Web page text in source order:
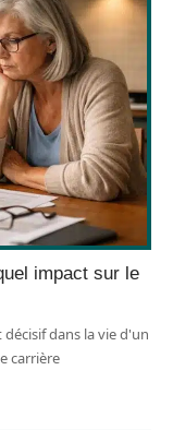
impact sur le
dans la vie d'un
carrière